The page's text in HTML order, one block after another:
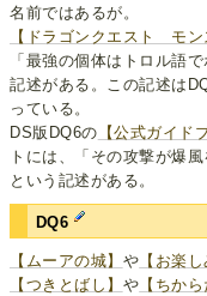
名前ではあるが。
【ドラゴンクエスト モン
「最強の個体はトロル語
記述がある。この記述は
っている。
DS版DQ6の 【公式ガイド
トには、「その攻撃が爆
という記述がある。
DQ6
【ムーアの城】 や 【お楽
【つきとばし】 や 【ちから